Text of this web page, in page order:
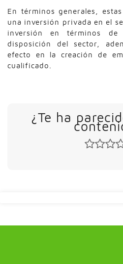
En términos generales,
una inversión privada en el
inversión en términos de
disposición del sector,
efecto en la creación de
cualificado.
¿Te ha